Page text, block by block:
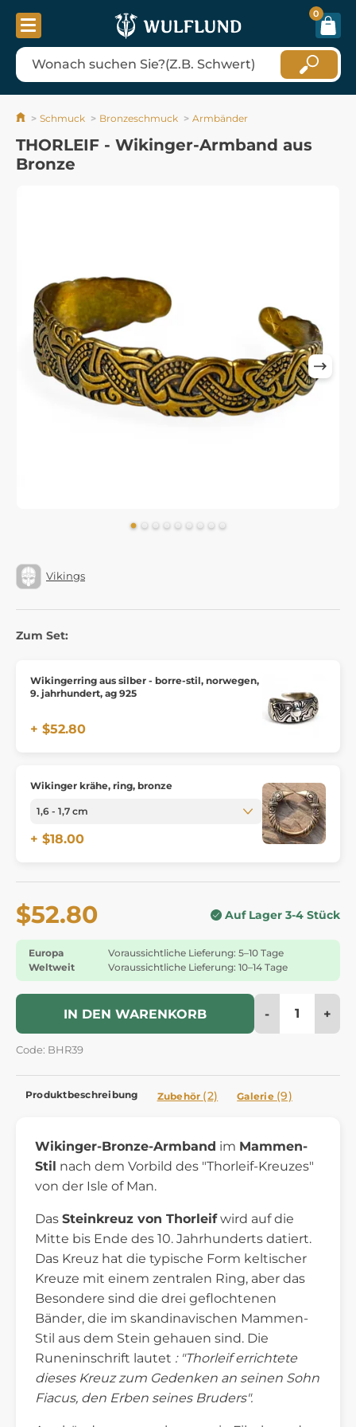
0
Schmuck Bronzeschmuck Armbänder
THORLEIF - Wikinger-Armband aus
Bronze
Vikings
Zum Set:
Wikingerring aus silber - borre-stil, norwegen,
9. jahrhundert, ag 925
+ $52.80
Wikinger krähe, ring, bronze
+ $18.00
$52.80 Auf Lager 3-4 Stück
Europa
Voraussichtliche Lieferung: 5–10 Tage
Weltweit
Voraussichtliche Lieferung: 10–14 Tage
IN DEN WARENKORB - +
Code: BHR39
Produktbeschreibung Zubehör (2) Galerie (9)
Wikinger-Bronze-Armband im Mammen-
Stil nach dem Vorbild des "Thorleif-Kreuzes"
von der Isle of Man.
Das Steinkreuz von Thorleifwird auf die
Mitte bis Ende des 10. Jahrhunderts datiert.
Das Kreuz hat die typische Form keltischer
Kreuze mit einem zentralen Ring, aber das
Besondere sind die drei geflochtenen
Bänder, die im skandinavischen Mammen-
Stil aus dem Stein gehauen sind. Die
Runeninschrift lautet : "Thorleif errichtete
dieses Kreuz zum Gedenken an seinen Sohn
Fiacus, den Erben seines Bruders".